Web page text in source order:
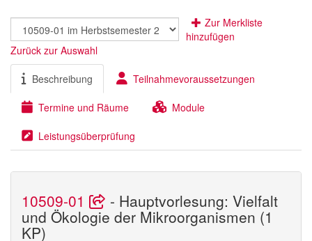
Zur Merkliste
hinzufügen
Zurück zur Auswahl
Beschreibung Teilnahmevoraussetzungen
Termine und Räume Module
Leistungsüberprüfung
10509-01 - Hauptvorlesung: Vielfalt
und Ökologie der Mikroorganismen (1
KP)